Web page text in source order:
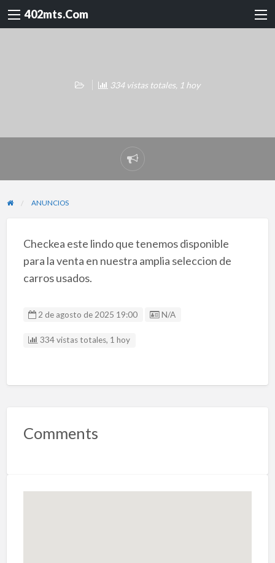
402mts.Com
334 vistas totales, 1 hoy
Reportar
problema
ANUNCIOS
Checkea este lindo que tenemos disponible
para la venta en nuestra amplia seleccion de
carros usados.
2 de agosto de 2025 19:00 Listing ID
N/A
334 vistas totales, 1 hoy
Comments